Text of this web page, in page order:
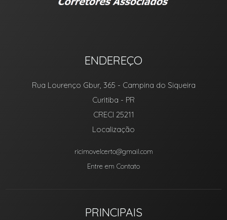
ENDEREÇO
Rua Lourenço Gbur, 365 - Campina do Siqueira
Curitiba - PR
CRECI 25211
Localização
ricimovelcerto@gmail.com
Entre em Contato
PRINCIPAIS